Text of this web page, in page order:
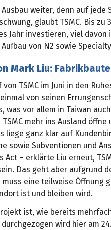
weiter, denn auf jede
glaubt TSMC. Bis zu
Jahr investieren, viel davon
von N2 sowie
Mark Liu:
von TSMC im Juni in den
von seinen
was vor allem in Taiwan
mehr ins Ausland öffne
liege ganz klar auf
sowie Subventionen und
Act – erklärte Liu erneut,
Das geht aber aufgrund
muss eine teilweise Öffnung
ist und bleiben wird.
ist, wie bereits
durchgezogen wird hier am